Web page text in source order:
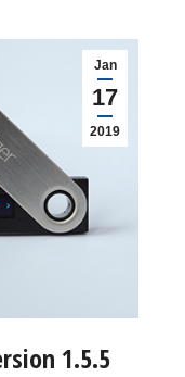
Jan
17
2019
1.5.5